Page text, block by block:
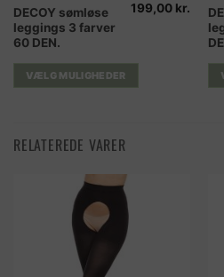
DECOY sømløse
leggings 3 farver
60 DEN.
199,00 kr.
VÆLG MULIGHEDER
Dette
vare
har
flere
varianter.
vælges
RELATEREDE VARER